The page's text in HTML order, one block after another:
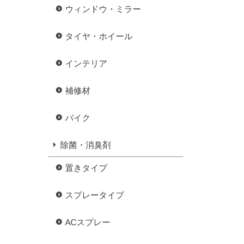
ウィンドウ・ミラー
タイヤ・ホイール
インテリア
補修材
バイク
除菌・消臭剤
置きタイプ
スプレータイプ
ACスプレー